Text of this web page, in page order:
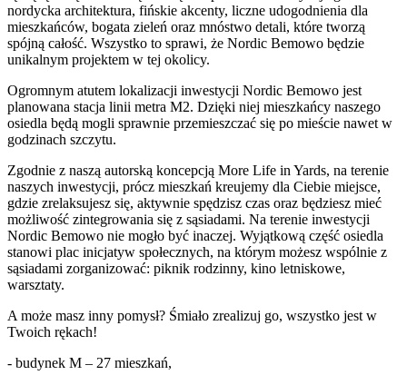
nordycka architektura, fińskie akcenty, liczne udogodnienia dla
mieszkańców, bogata zieleń oraz mnóstwo detali, które tworzą
spójną całość. Wszystko to sprawi, że Nordic Bemowo będzie
unikalnym projektem w tej okolicy.
Ogromnym atutem lokalizacji inwestycji Nordic Bemowo jest
planowana stacja linii metra M2. Dzięki niej mieszkańcy naszego
osiedla będą mogli sprawnie przemieszczać się po mieście nawet w
godzinach szczytu.
Zgodnie z naszą autorską koncepcją More Life in Yards, na terenie
naszych inwestycji, prócz mieszkań kreujemy dla Ciebie miejsce,
gdzie zrelaksujesz się, aktywnie spędzisz czas oraz będziesz mieć
możliwość zintegrowania się z sąsiadami. Na terenie inwestycji
Nordic Bemowo nie mogło być inaczej. Wyjątkową część osiedla
stanowi plac inicjatyw społecznych, na którym możesz wspólnie z
sąsiadami zorganizować: piknik rodzinny, kino letniskowe,
warsztaty.
A może masz inny pomysł? Śmiało zrealizuj go, wszystko jest w
Twoich rękach!
- budynek M – 27 mieszkań,